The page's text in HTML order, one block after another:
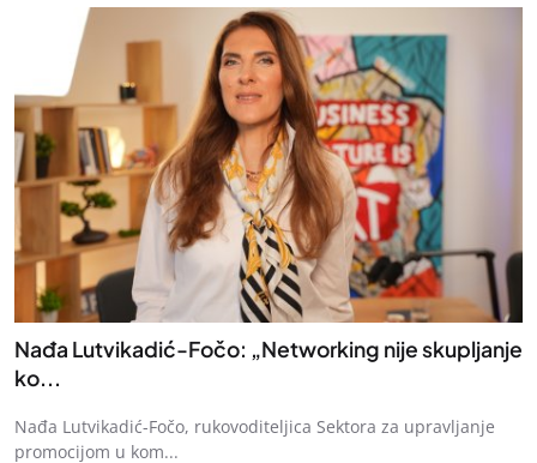
Nađa Lutvikadić-Fočo: „Networking nije skupljanje
ko...
Nađa Lutvikadić-Fočo, rukovoditeljica Sektora za upravljanje
promocijom u kom...